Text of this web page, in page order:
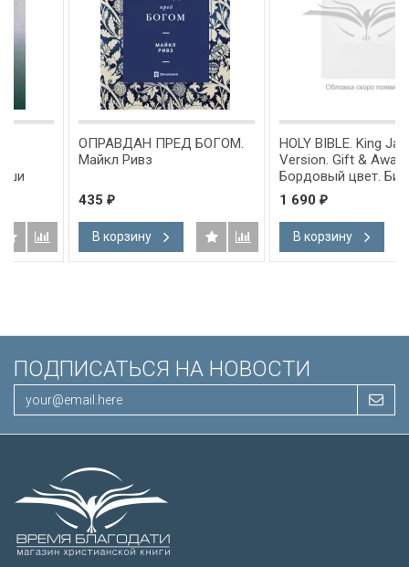
ОПРАВДАН ПРЕД БОГОМ.
Майкл Ривз
В корзину
HOLY BIBLE. King James
Version. Gift & Award Bible.
Бордовый цвет. Библия
Короля Иакова на
английском языке.
Словарь, карты, закладка,
подарочная вкладка, слова
Иисуса выделены красным
В корзину
ПОДПИСАТЬСЯ НА НОВОСТИ